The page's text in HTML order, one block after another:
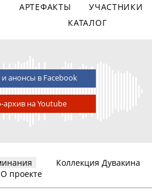
АРТЕФАКТЫ
УЧАСТНИКИ
КАТАЛОГ
анонсы в Facebook
архив на Youtube
Коллекция Дувакина
О проекте